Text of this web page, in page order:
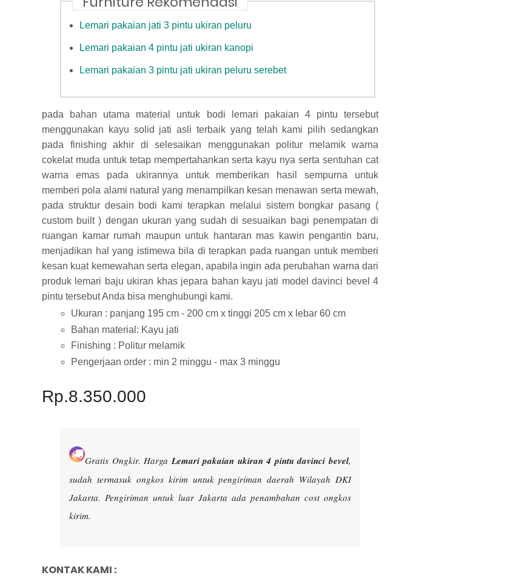
Lemari pakaian jati 3 pintu ukiran peluru
Lemari pakaian 4 pintu jati ukiran kanopi
Lemari pakaian 3 pintu jati ukiran peluru serebet
pada bahan utama material untuk bodi lemari pakaian 4 pintu tersebut
menggunakan kayu solid jati asli terbaik yang telah kami pilih sedangkan
pada finishing akhir di selesaikan menggunakan politur melamik warna
cokelat muda untuk tetap mempertahankan serta kayu nya serta sentuhan cat
warna emas pada ukirannya untuk memberikan hasil sempurna untuk
memberi pola alami natural yang menampilkan kesan menawan serta mewah,
pada struktur desain bodi kami terapkan melalui sistem bongkar pasang (
custom built ) dengan ukuran yang sudah di sesuaikan bagi penempatan di
ruangan kamar rumah maupun untuk hantaran mas kawin pengantin baru,
menjadikan hal yang istimewa bila di terapkan pada ruangan untuk memberi
kesan kuat kemewahan serta elegan, apabila ingin ada perubahan warna dari
produk lemari baju ukiran khas jepara bahan kayu jati model davinci bevel 4
pintu tersebut Anda bisa menghubungi kami.
Ukuran : panjang 195 cm - 200 cm x tinggi 205 cm x lebar 60 cm
Bahan material: Kayu jati
Finishing : Politur melamik
Pengerjaan order : min 2 minggu - max 3 minggu
Rp.8.350.000
Gratis Ongkir. Harga Lemari pakaian ukiran 4 pintu davinci bevel,
sudah termasuk ongkos kirim untuk pengiriman daerah Wilayah DKI
Jakarta. Pengiriman untuk luar Jakarta ada penambahan cost ongkos
kirim.
KONTAK KAMI :